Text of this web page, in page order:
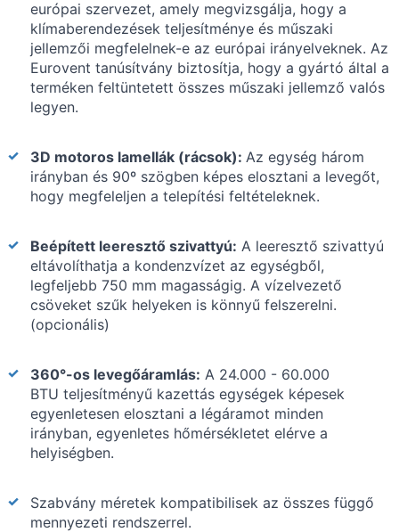
európai szervezet, amely megvizsgálja, hogy a
klímaberendezések teljesítménye és műszaki
jellemzői megfelelnek-e az európai irányelveknek. Az
Eurovent tanúsítvány biztosítja, hogy a gyártó által a
terméken feltüntetett összes műszaki jellemző valós
legyen.
3D motoros lamellák (rácsok): Az egység három
irányban és 90º szögben képes elosztani a levegőt,
hogy megfeleljen a telepítési feltételeknek.
Beépített leeresztő szivattyú: A leeresztő szivattyú
eltávolíthatja a kondenzvízet az egységből,
legfeljebb 750 mm magasságig. A vízelvezető
csöveket szűk helyeken is könnyű felszerelni.
(opcionális)
360°-os levegőáramlás: A 24.000 - 60.000
BTU teljesítményű kazettás egységek képesek
egyenletesen elosztani a légáramot minden
irányban, egyenletes hőmérsékletet elérve a
helyiségben.
Szabvány méretek kompatibilisek az összes függő
mennyezeti rendszerrel.